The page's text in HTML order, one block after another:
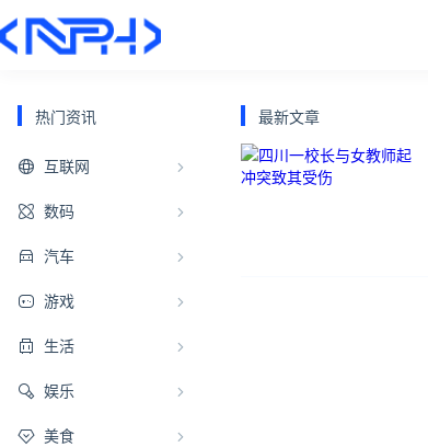
热门资讯
互联网
数码
汽车
游戏
生活
娱乐
美食
最新文章